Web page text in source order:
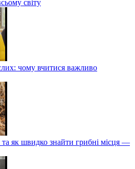
світу
чому вчитися важливо
та як швидко знайти грибні місця —